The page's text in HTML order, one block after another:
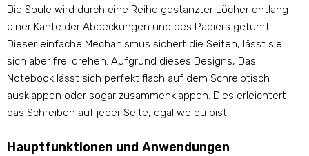
Die Spule wird durch eine Reihe gestanzter Löcher entlang
einer Kante der Abdeckungen und des Papiers geführt.
Dieser einfache Mechanismus sichert die Seiten, lässt sie
sich aber frei drehen. Aufgrund dieses Designs, Das
Notebook lässt sich perfekt flach auf dem Schreibtisch
ausklappen oder sogar zusammenklappen. Dies erleichtert
das Schreiben auf jeder Seite, egal wo du bist.
Hauptfunktionen und Anwendungen